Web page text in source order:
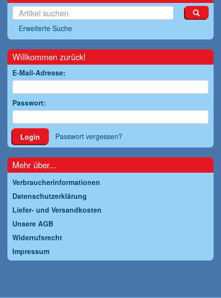
Erweiterte Suche
Willkommen zurück!
E-Mail-Adresse:
Passwort:
Login Passwort vergessen?
Mehr über...
Verbraucherinformationen
Datenschutzerklärung
Liefer- und Versandkosten
Unsere AGB
Widerrufsrecht
Impressum